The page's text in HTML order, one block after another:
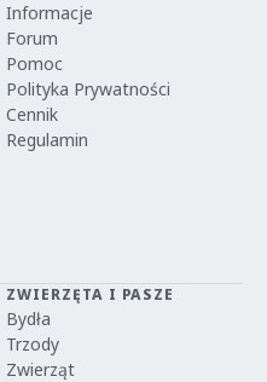
Informacje
Forum
Pomoc
Polityka Prywatności
Cennik
Regulamin
ZWIERZĘTA I PASZE
Bydła
Trzody
Zwierząt